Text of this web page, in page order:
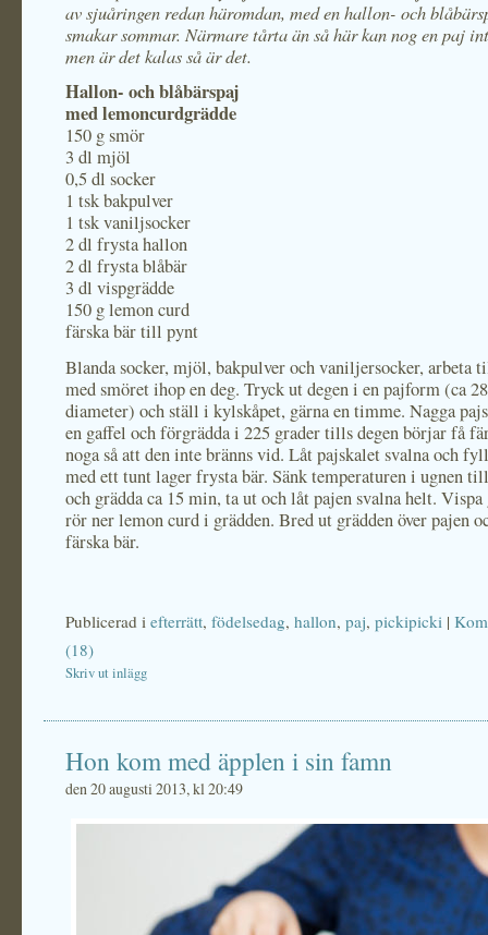
av sjuåringen redan häromdan, med en hallon- och
smakar sommar. Närmare tårta än så här kan nog en paj
men är det kalas så är det.
Hallon- och blåbärspaj
med lemoncurdgrädde
150 g smör
3 dl mjöl
0,5 dl socker
1 tsk bakpulver
1 tsk vaniljsocker
2 dl frysta hallon
2 dl frysta blåbär
3 dl vispgrädde
150 g lemon curd
färska bär till pynt
Blanda socker, mjöl, bakpulver och vaniljersocker, arbeta
med smöret ihop en deg. Tryck ut degen i en pajform (ca
diameter) och ställ i kylskåpet, gärna en timme. Nagga
en gaffel och förgrädda i 225 grader tills degen börjar få
noga så att den inte bränns vid. Låt pajskalet svalna och
med ett tunt lager frysta bär. Sänk temperaturen i ugnen
och grädda ca 15 min, ta ut och låt pajen svalna helt. Vispa
rör ner lemon curd i grädden. Bred ut grädden över pajen
färska bär.
Publicerad i efterrätt, födelsedag, hallon, paj, pickipicki |
(18)
Skriv ut inlägg
Hon kom med äpplen i sin famn
den 20 augusti 2013, kl 20:49